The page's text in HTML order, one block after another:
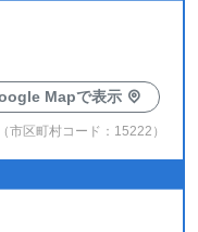
Mapで表示
（市区町村コード：15222）